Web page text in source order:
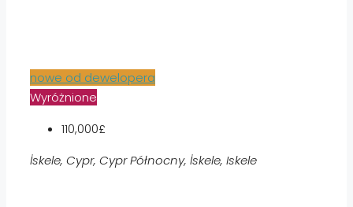
nowe od dewelopera
Wyróżnione
110,000£
İskele, Cypr, Cypr Północny, İskele, Iskele